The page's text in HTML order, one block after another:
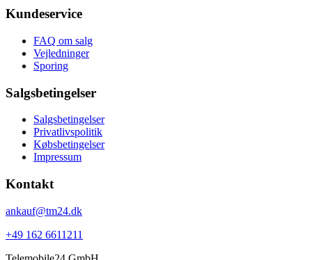
Kundeservice
FAQ om salg
Vejledninger
Sporing
Salgsbetingelser
Salgsbetingelser
Privatlivspolitik
Købsbetingelser
Impressum
Kontakt
ankauf@tm24.dk
+49 162 6611211